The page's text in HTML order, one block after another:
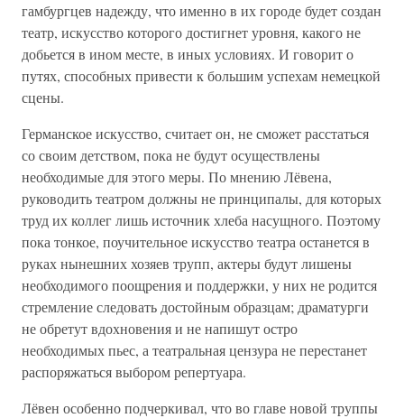
гамбургцев надежду, что именно в их городе будет создан
театр, искусство которого достигнет уровня, какого не
добьется в ином месте, в иных условиях. И говорит о
путях, способных привести к большим успехам немецкой
сцены.
Германское искусство, считает он, не сможет расстаться
со своим детством, пока не будут осуществлены
необходимые для этого меры. По мнению Лёвена,
руководить театром должны не принципалы, для которых
труд их коллег лишь источник хлеба насущного. Поэтому
пока тонкое, поучительное искусство театра останется в
руках нынешних хозяев трупп, актеры будут лишены
необходимого поощрения и поддержки, у них не родится
стремление следовать достойным образцам; драматурги
не обретут вдохновения и не напишут остро
необходимых пьес, а театральная цензура не перестанет
распоряжаться выбором репертуара.
Лёвен особенно подчеркивал, что во главе новой труппы